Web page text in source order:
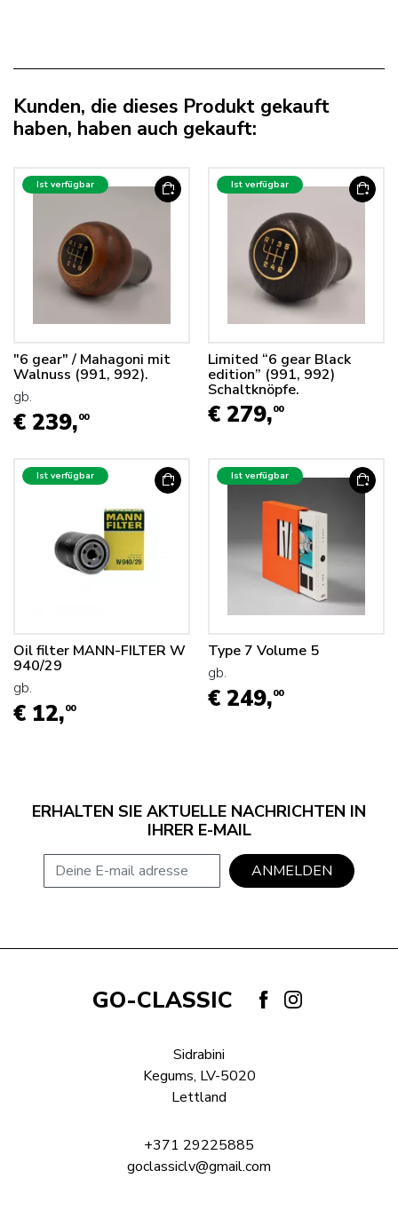
Kunden, die dieses Produkt gekauft
haben, haben auch gekauft:
Ist verfügbar
"6 gear" / Mahagoni mit
Walnuss (991, 992).
gb.
€ 239,00
Ist verfügbar
Limited “6 gear Black
edition” (991, 992)
Schaltknöpfe.
€ 279,00
Ist verfügbar
Oil filter MANN-FILTER W
940/29
gb.
€ 12,00
Ist verfügbar
Type 7 Volume 5
gb.
€ 249,00
ERHALTEN SIE AKTUELLE NACHRICHTEN IN
IHRER E-MAIL
E-mail adresse ANMELDEN
GO-CLASSIC
Sidrabini
Kegums, LV-5020
Lettland
+371 29225885
goclassiclv@gmail.com